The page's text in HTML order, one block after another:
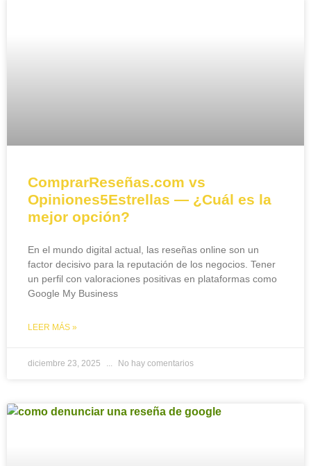
ComprarReseñas.com vs
Opiniones5Estrellas — ¿Cuál es la
mejor opción?
En el mundo digital actual, las reseñas online son un
factor decisivo para la reputación de los negocios. Tener
un perfil con valoraciones positivas en plataformas como
Google My Business
LEER MÁS »
diciembre 23, 2025 No hay comentarios